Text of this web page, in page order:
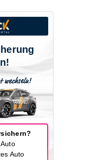
Auto